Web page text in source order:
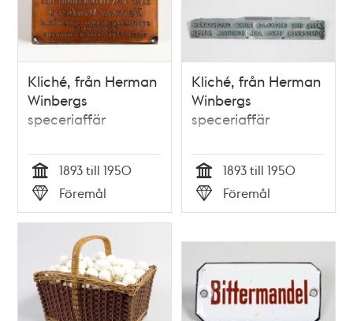
Kliché, från Herman
Winbergs
speceriaffär
Tid
1893 till 1950
Typ
Föremål
Kliché, från Herman
Winbergs
speceriaffär
Tid
1893 till 1950
Typ
Föremål